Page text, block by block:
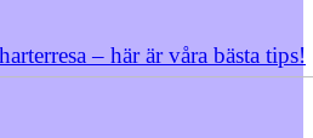
– här är våra bästa tips!